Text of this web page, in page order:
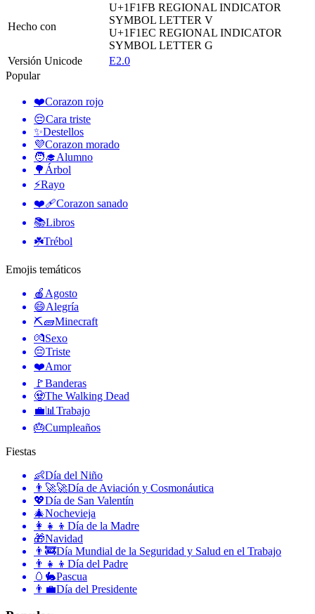
Hecho con
U+1F1FB REGIONAL INDICATOR
SYMBOL LETTER V
U+1F1EC REGIONAL INDICATOR
SYMBOL LETTER G
Versión Unicode
E2.0
Popular
❤️Corazon rojo
😔Cara triste
✨Destellos
💜Corazon morado
🧑‍🎓Alumno
🌳 Árbol
⚡Rayo
❤️‍🩹Corazon sanado
📚Libros
☘️Trébol
Emojis temáticos
🍎 Agosto
😄Alegría
⛏🧱Minecraft
💏Sexo
😔Triste
❤️Amor
🚩Banderas
🧟The Walking Dead
💼📊 Trabajo
🎂Cumpleaños
Fiestas
👶Día del Niño
👨‍🚀🚀Día de Aviación y Cosmonáutica
💖Día de San Valentín
🎄Nochevieja
👩‍👧‍👦 Día de la Madre
🎁Navidad
👨‍🚒Día Mundial de la Seguridad y Salud en el Trabajo
👨‍👧‍👦 Día del Padre
🥚🐇Pascua
👨‍💼Día del Presidente